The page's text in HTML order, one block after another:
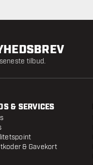
tilbud.
& SERVICES
& Gavekort